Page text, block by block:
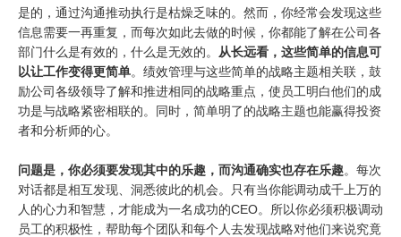
是的，通过沟通推动执行是枯燥乏味的。然而，你经常会发现这些
信息需要一再重复，而每次如此去做的时候，你都能了解在公司各
部门什么是有效的，什么是无效的。 从长远看，这些简单的信息可
以让工作变得更简单。绩效管理与这些简单的战略主题相关联，鼓
励公司各级领导了解和推进相同的战略重点，使员工明白他们的成
功是与战略紧密相联的。同时，简单明了的战略主题也能赢得投资
者和分析师的心。
问题是，你必须要发现其中的乐趣，而沟通确实也存在乐趣。每次
对话都是相互发现、洞悉彼此的机会。只有当你能调动成千上万的
人的心力和智慧，才能成为一名成功的CEO。所以你必须积极调动
员工的积极性，帮助每个团队和每个人去发现战略对他们来说究竟